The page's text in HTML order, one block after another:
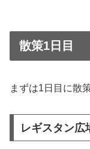
散策1日目
まずは1日目に散
レギスタン広